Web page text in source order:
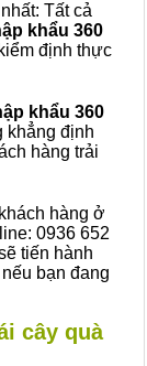
Tất cả
khẩu 360
định thực
khẩu 360
khẳng định
hàng trải
hàng ở
0936 652
tiến hành
bạn đang
cây quà